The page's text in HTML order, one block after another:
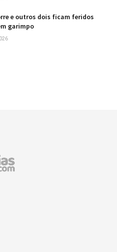
e outros dois ficam feridos
garimpo